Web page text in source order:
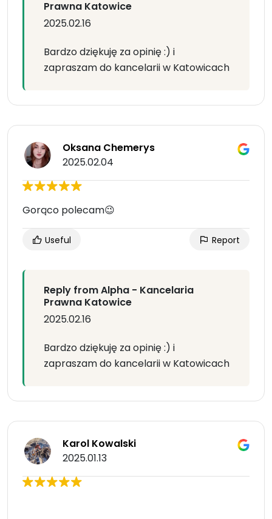
Prawna Katowice
2025.02.16
Bardzo dziękuję za opinię :) i
zapraszam do kancelarii w Katowicach
Oksana Chemerys
2025.02.04
Gorąco polecam😉
Useful Report
Reply from Alpha - Kancelaria
Prawna Katowice
2025.02.16
Bardzo dziękuję za opinię :) i
zapraszam do kancelarii w Katowicach
Karol Kowalski
2025.01.13